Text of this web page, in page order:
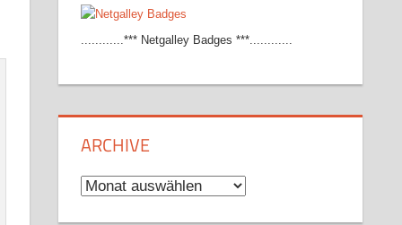
............*** Netgalley Badges ***............
ARCHIVE
Archive